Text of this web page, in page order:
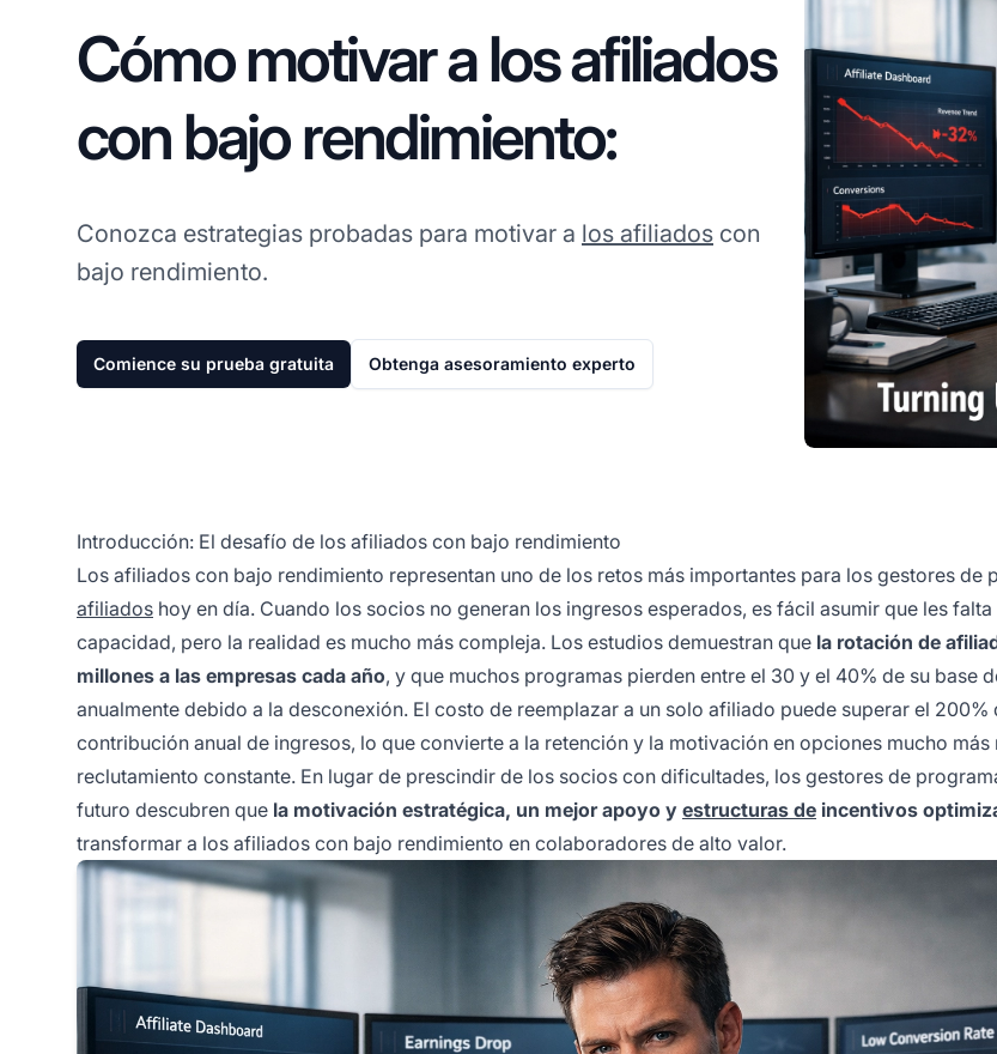
Cómo motivar a los afiliados
con bajo rendimiento:
Conozca estrategias probadas para motivar a los afiliados con
bajo rendimiento.
Comience su prueba gratuita Obtenga asesoramiento experto
Introducción: El desafío de los afiliados con bajo rendimiento
Los afiliados con bajo rendimiento representan uno de los retos más importantes para los gestores de
afiliados hoy en día. Cuando los socios no generan los ingresos esperados, es fácil asumir que les
capacidad, pero la realidad es mucho más compleja. Los estudios demuestran que la rotación de
millones a las empresas cada año, y que muchos programas pierden entre el 30 y el 40% de su base
anualmente debido a la desconexión. El costo de reemplazar a un solo afiliado puede superar el 200%
contribución anual de ingresos, lo que convierte a la retención y la motivación en opciones mucho más
reclutamiento constante. En lugar de prescindir de los socios con dificultades, los gestores de
futuro descubren que la motivación estratégica, un mejor apoyo y estructuras de incentivos
transformar a los afiliados con bajo rendimiento en colaboradores de alto valor.